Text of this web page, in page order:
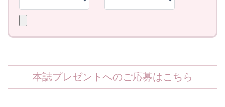
本誌プレゼントへのご応募はこちら